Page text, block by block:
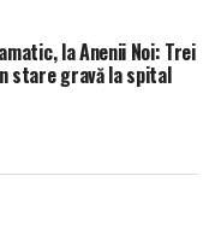
la Anenii Noi: Trei
stare gravă la spital